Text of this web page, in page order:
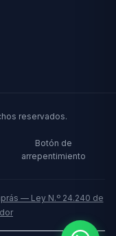
reservados.
Botón de
arrepentimiento
— Ley N.º 24.240 de